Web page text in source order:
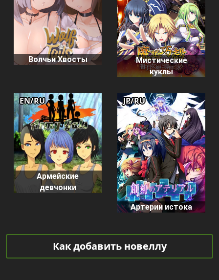
Волчьи Хвосты
Мистические
куклы
Армейские
девчонки
EN/RU
Артерии истока
JP/RU
Как добавить новеллу